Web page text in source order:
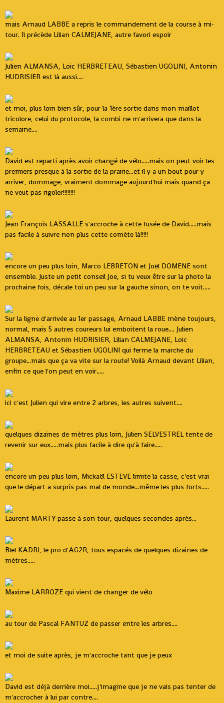
mais Arnaud LABBE a repris le commandement de la course à mi-
tour. Il précède Lilian CALMEJANE, autre favori espoir
Julien ALMANSA, Loic HERBRETEAU, Sébastien UGOLINI, Antonin
HUDRISIER est là aussi....
et moi, plus loin bien sûr, pour la 1ère sortie dans mon maillot
tricolore, celui du protocole, la combi ne m'arrivera que dans la
semaine....
David est reparti après avoir changé de vélo.....mais on peut voir les
premiers presque à la sortie de la prairie...et il y a un bout pour y
arriver, dommage, vraiment dommage aujourd'hui mais quand ça
ne veut pas rigoler!!!!!!!!
Jean François LASSALLE s'accroche à cette fusée de David.....mais
pas facile à suivre non plus cette comète là!!!!!
encore un peu plus loin, Marco LEBRETON et Joël DOMENE sont
ensemble. Juste un petit conseil Joe, si tu veux être sur la photo la
prochaine fois, décale toi un peu sur la gauche sinon, on te voit.....
Sur la ligne d'arrivée au 1er passage, Arnaud LABBE mène toujours,
normal, mais 5 autres coureurs lui emboitent la roue.... Julien
ALMANSA, Antonin HUDRISIER, Lilian CALMEJANE, Loic
HERBRETEAU et Sébastien UGOLINI qui ferme la marche du
groupe...mais que ça va vite sur la route! Voilà Arnaud devant Lilian,
enfin ce que l'on peut en voir.....
ici c'est Julien qui vire entre 2 arbres, les autres suivent....
quelques dizaines de mètres plus loin, Julien SELVESTREL tente de
revenir sur eux.....mais plus facile à dire qu'à faire.....
encore un peu plus loin, Mickaël ESTEVE limite la casse, c'est vrai
que le départ a surpris pas mal de monde...même les plus forts.....
Laurent MARTY passe à son tour, quelques secondes après...
Blel KADRI, le pro d'AG2R, tous espacés de quelques dizaines de
mètres.....
Maxime LARROZE qui vient de changer de vélo
au tour de Pascal FANTUZ de passer entre les arbres....
et moi de suite après, je m'accroche tant que je peux
David est déjà derrière moi.....j'imagine que je ne vais pas tenter de
m'accrocher à lui par contre....